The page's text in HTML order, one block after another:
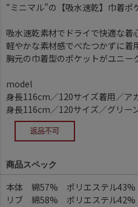
“ミニマル”の【吸水速乾】巾着ポ
吸水速乾素材でドライで快適な着
軽やかな素材感でべたつかずに着
胸元の巾着型のポケットがユニー
model
身長116cm／120サイズ着用／ア
身長116cm／120サイズ／グリー
商品スペック
本体 綿57% ポリエステル43%
リブ 綿58% ポリエステル42%